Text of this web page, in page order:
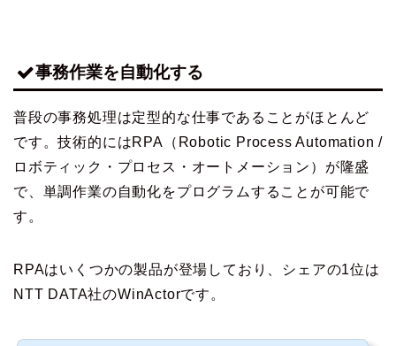
事務作業を自動化する
普段の事務処理は定型的な仕事であることがほとんど
です。技術的にはRPA（Robotic Process Automation /
ロボティック・プロセス・オートメーション）が隆盛
で、単調作業の自動化をプログラムすることが可能で
す。
RPAはいくつかの製品が登場しており、シェアの1位は
NTT DATA社のWinActorです。